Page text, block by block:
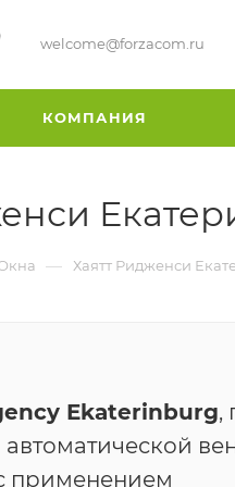
welcome@forzacom.ru
КОМПАНИЯ
— Хаятт Ридженси
Ekaterinburg,
применением